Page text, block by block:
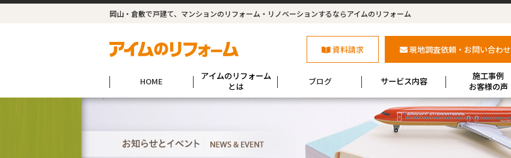
岡山・倉敷で戸建て、マンションのリフォーム・ リノベーションするならアイムのリフォーム
資料請求 現地調査依頼・お問い合わせ
HOME
アイムのリフォーム
とは
ブログ サービス内容
施工事例
お客様の声